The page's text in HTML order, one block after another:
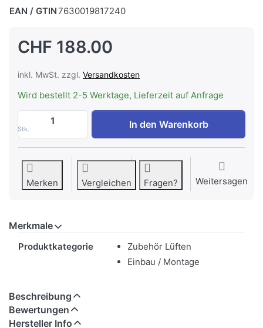
EAN / GTIN7630019817240
CHF 188.00
inkl. MwSt. zzgl. Versandkosten
Wird bestellt 2-5 Werktage, Lieferzeit auf Anfrage
Stk.
WESCO Ausblasgitter EDIZIOdue mit
In den Warenkorb
Merken Vergleichen Fragen? Weitersagen
Merkmale
Produktkategorie
Zubehör Lüften
Einbau / Montage
Beschreibung
Bewertungen
Hersteller Info